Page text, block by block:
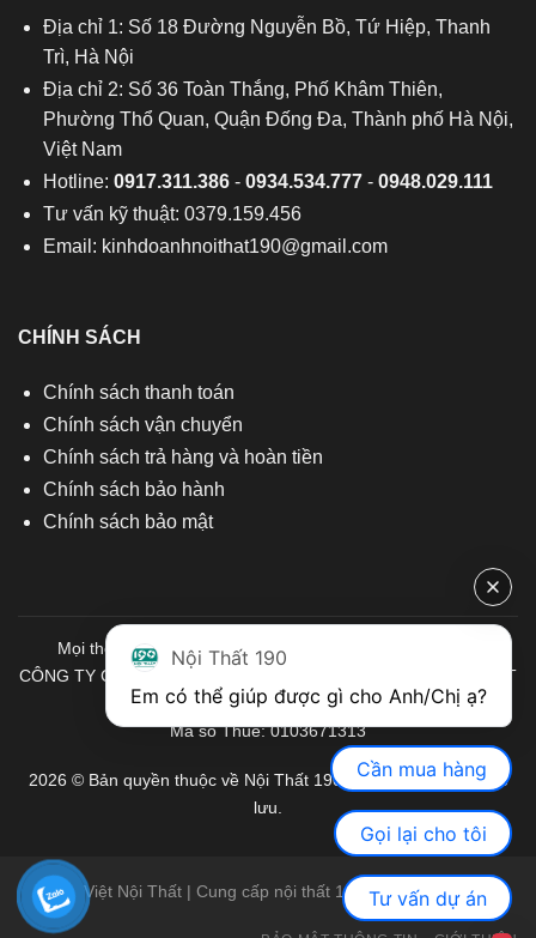
Địa chỉ 1: Số 18 Đường Nguyễn Bồ, Tứ Hiệp, Thanh
Trì, Hà Nội
Địa chỉ 2: Số 36 Toàn Thắng, Phố Khâm Thiên,
Phường Thổ Quan, Quận Đống Đa, Thành phố Hà Nội,
Việt Nam
Hotline: 0917.311.386- 0934.534.777- 0948.029.111
Tư vấn kỹ thuật: 0379.159.456
Email: kinhdoanhnoithat190@gmail.com
CHÍNH SÁCH
Chính sách thanh toán
Chính sách vận chuyển
Chính sách trả hàng và hoàn tiền
Chính sách bảo hành
Chính sách bảo mật
Mọi thông tin quý khách hàng vui lòng liên hệ chúng tôi:
CÔNG TY CỔ PHẦN ĐẦU TƯ THƯƠNG MẠI VÀ SẢN XUẤT VIỆT
NỘI THẤT
Mã số Thuế: 0103671313
2026 © Bản quyền thuộc về Nội Thất 190. Mọi quyền được bảo
lưu.
Việt Nội Thất | Cung cấp nội thất 190 chính hãng
Nội Thất 190
Cần mua hàng
Gọi lại cho tôi
Tư vấn dự án